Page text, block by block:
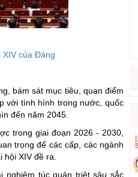
bền vững
quyết của Đảng vào cuộc sống
đại biểu Quốc hội khóa XVI và đại
hạnh phúc bền vững
thông tin
biên giới
Nam ưu tiên dùng hàng Việt
XIV của Đảng
bám sát mục tiêu, quan điểm
với tình hình trong nước, quốc
đến năm 2045.
trong giai đoạn 2026 - 2030,
trọng để các cấp, các ngành
hội XIV đề ra.
nghiêm túc quán triệt sâu sắc